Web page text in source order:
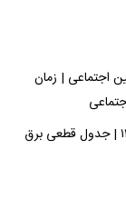
اجتماعی | زمان
برنامه قطعی برق تهران یکشنبه ۱۸ مرداد ۱۴۰۵ | جدول قطعی برق